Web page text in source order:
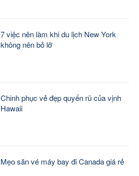
7 việc nên làm khi du lịch New York
không nên bỏ lỡ
Chinh phục vẻ đẹp quyến rũ của vịnh
Hawaii
Mẹo săn vé máy bay đi Canada giá rẻ